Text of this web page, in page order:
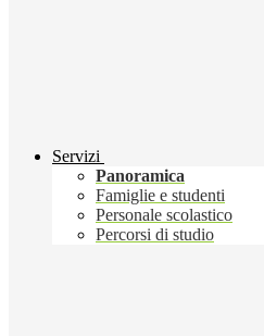
Servizi
Panoramica
Famiglie e studenti
Personale scolastico
Percorsi di studio